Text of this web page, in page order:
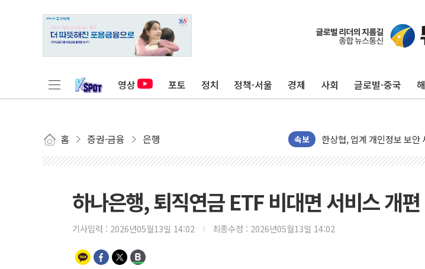
영상 포토 정치 정책·서울 경제 사회 글로벌·중국
홈 증권·금융 은행 속보
10월 보완수사권 폐지·공
한상협, 업계 개인정보 보
트럼프, 쿡 연준 이사 해임
유럽증시, 美 고용 예상 밖
미 연준 매파 기세 꺾이나…
[종합] 이슬람 수니파 3국, '
美 항소법원, 백악관 무도
하나은행, 퇴직연금 ETF 비대면 서비스 개편
기사입력 : 2026년05월13일 14:02 최종수정 : 2026년05월13일 14:02